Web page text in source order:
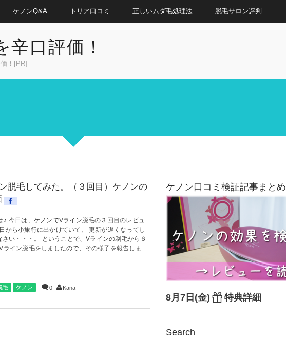
ケノンQ&A トリア口コミ 正しいムダ毛処理法 脱毛サロン評判
口評価！
！[PR]
脱毛してみた。（３回目）ケノンの
♪ 今日は、ケノンでVライン脱毛の３回目のレビュ
から小旅行に出かけていて、 更新が遅くなってし
さい・・・。 ということで、Vラインの剃毛から６
ライン脱毛をしましたので、その様子を報告しま
毛 ケノン 0 Kana
ケノン口コミ検証記事まとめ
8月7日(金) 特典詳細
Search